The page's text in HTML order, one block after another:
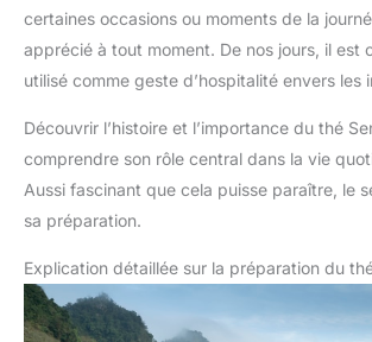
certaines occasions ou moments de la
apprécié à tout moment. De nos jours, il est
utilisé comme geste d’hospitalité envers les
Découvrir l’histoire et l’importance du thé
comprendre son rôle central dans la vie
Aussi fascinant que cela puisse paraître, le
sa préparation.
Explication détaillée sur la préparation du